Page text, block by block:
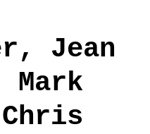
Jean
Mark